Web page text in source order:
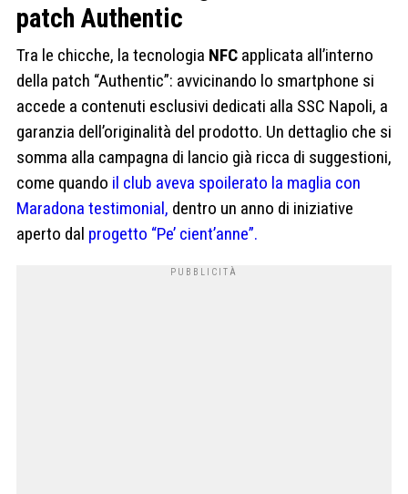
patch Authentic
Tra le chicche, la tecnologia NFC applicata all’interno
della patch “Authentic”: avvicinando lo smartphone si
accede a contenuti esclusivi dedicati alla SSC Napoli, a
garanzia dell’originalità del prodotto. Un dettaglio che si
somma alla campagna di lancio già ricca di suggestioni,
come quando il club aveva spoilerato la maglia con
Maradona testimonial, dentro un anno di iniziative
aperto dal progetto “Pe’ cient’anne”.